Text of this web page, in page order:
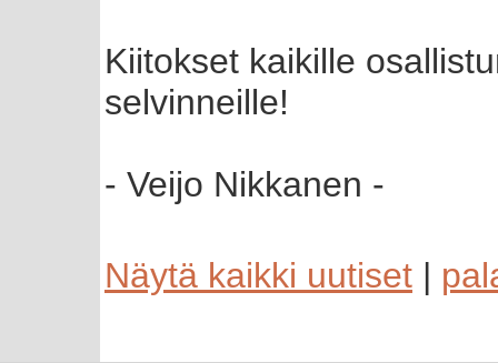
Kiitokset kaikille
selvinneille!
- Veijo Nikkanen -
Näytä kaikki uutiset |